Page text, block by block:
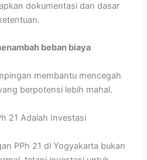
dokumentasi dan dasar
beban biaya
membantu mencegah
berpotensi lebih mahal.
21 Adalah Investasi
PPh 21 di Yogyakarta bukan